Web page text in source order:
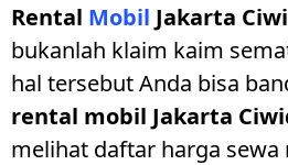
Rental Mobil Jakarta
bukanlah klaim kaim
hal tersebut Anda bisa
rental mobil Jakarta
melihat daftar harga